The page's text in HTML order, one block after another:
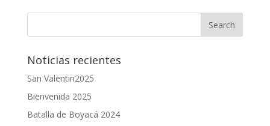
Noticias recientes
San Valentin2025
Bienvenida 2025
Batalla de Boyacá 2024